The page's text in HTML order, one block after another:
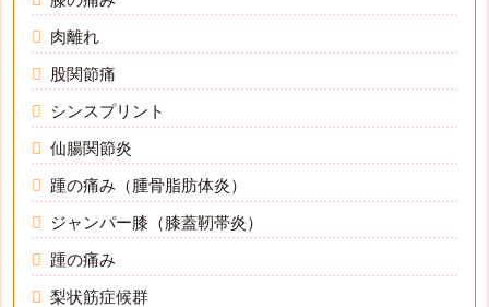
肉離れ
股関節痛
シンスプリント
仙腸関節炎
踵の痛み（腫骨脂肪体炎）
ジャンパー膝（膝蓋靭帯炎）
踵の痛み
梨状筋症候群